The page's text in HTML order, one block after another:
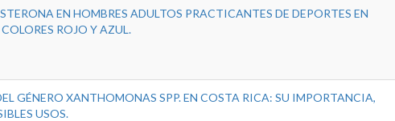
EN HOMBRES ADULTOS PRACTICANTES DE DEPORTES EN
ROJO Y AZUL.
GÉNERO XANTHOMONAS SPP. EN COSTA RICA: SU IMPORTANCIA,
USOS.